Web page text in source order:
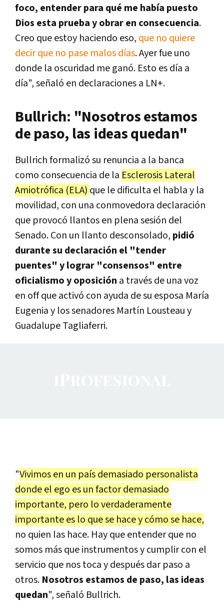
foco, entender para qué me había puesto
Dios esta prueba y obrar en consecuencia.
Creo que estoy haciendo eso, que no quiere
decir que no pase malos días. Ayer fue uno
donde la oscuridad me ganó. Esto es día a
día", señaló en declaraciones a LN+.
Bullrich: "Nosotros estamos
de paso, las ideas quedan"
Bullrich formalizó su renuncia a la banca
como consecuencia de la Esclerosis Lateral
Amiotrófica (ELA) que le dificulta el habla y la
movilidad, con una conmovedora declaración
que provocó llantos en plena sesión del
Senado. Con un llanto desconsolado, pidió
durante su declaración el "tender
puentes" y lograr "consensos" entre
oficialismo y oposición a través de una voz
en off que activó con ayuda de su esposa María
Eugenia y los senadores Martín Lousteau y
Guadalupe Tagliaferri.
"Vivimos en un país demasiado personalista
donde el ego es un factor demasiado
importante, pero lo verdaderamente
importante es lo que se hace y cómo se hace,
no quien las hace. Hay que entender que no
somos más que instrumentos y cumplir con el
servicio que nos toca y después dar paso a
otros. Nosotros estamos de paso, las ideas
quedan", señaló Bullrich.